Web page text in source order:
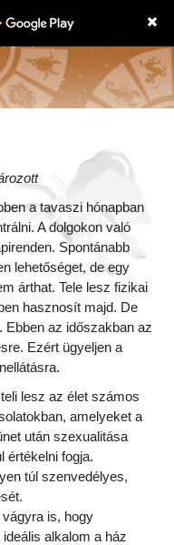
a tavaszi hónapban
A dolgokon való
Spontánabb
lehetőséget, de egy
árthat. Tele lesz fizikai
hasznosít majd. De
Ebben az időszakban az
Ezért ügyeljen a
lesz az élet számos
amelyeket a
után szexualitása
értékelni fogja.
túl szenvedélyes,
is, hogy
alkalom a ház